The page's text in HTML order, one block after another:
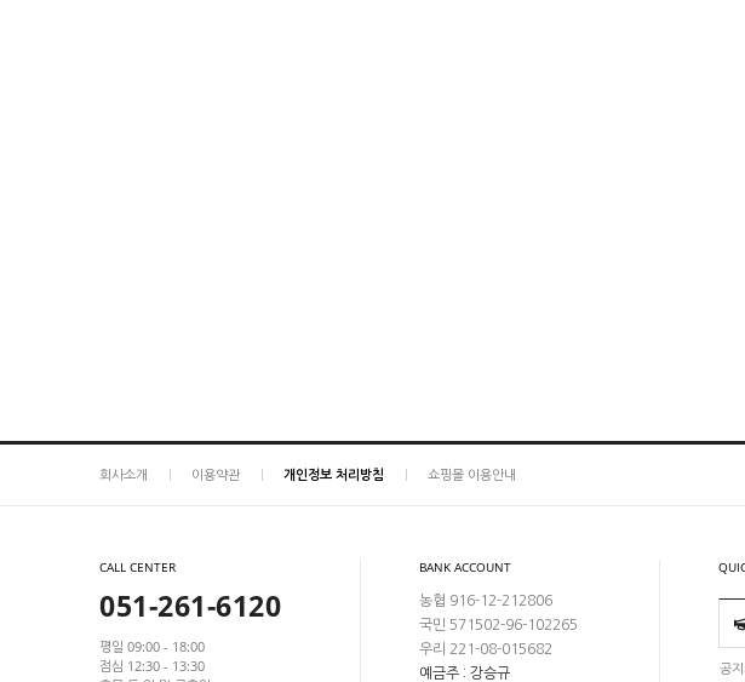
회사소개 이용약관 개인정보 처리방침 쇼핑몰 이용안내
CALL CENTER
051-261-6120
평일 09:00 - 18:00
점심 12:30 - 13:30
BANK ACCOUNT
농협 916-12-212806
국민 571502-96-102265
우리 221-08-015682
예금주 : 강승규
공